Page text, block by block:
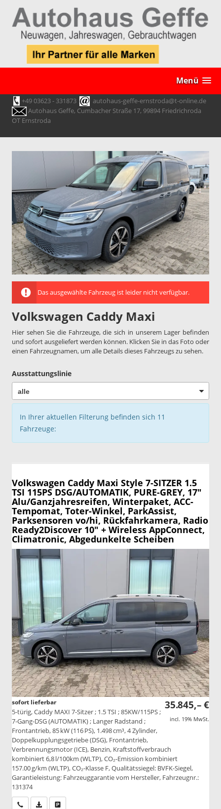
Menü
+49 03623 - 331873
autohaus-geffe-ernstroda@t-online.de
Autohaus Geffe, Cumbacher Straße 17, 99894 Friedrichroda
OT Ernstroda
Das ausgewählte Fahrzeug ist leider nicht verfügbar.
Volkswagen Caddy Maxi
Hier sehen Sie die Fahrzeuge, die sich in unserem Lager befinden
und sofort ausgeliefert werden können. Klicken Sie in das Foto oder
einen Fahrzeugnamen, um alle Details dieses Fahrzeugs zu sehen.
Ausstattungslinie
In Ihrer aktuellen Filterung befinden sich 11
Fahrzeuge:
Volkswagen Caddy Maxi Style 7-SITZER 1.5
TSI 115PS DSG/AUTOMATIK, PURE-GREY, 17"
Alu/Ganzjahresreifen, Winterpaket, ACC-
Tempomat, Toter-Winkel, ParkAssist,
Parksensoren vo/hi, Rückfahrkamera, Radio
Ready2Discover 10" + Wireless AppConnect,
Climatronic, Abgedunkelte Scheiben
35.845,– €
incl. 19% MwSt.
sofort lieferbar
5-türig, Caddy MAXI 7-Sitzer ; 1.5 TSI ; 85KW/115PS ;
7-Gang-DSG (AUTOMATIK) ; Langer Radstand ;
Frontantrieb, 85 kW (116 PS), 1.498 cm³, 4 Zylinder,
Doppelkupplungsgetriebe (DSG), Frontantrieb,
Verbrennungsmotor (ICE), Benzin, Kraftstoffverbrauch
kombiniert 6,8 l/100km (WLTP), CO₂-Emission kombiniert
157.00 g/km (WLTP), CO₂-Klasse F, Qualitätssiegel: BVFK-Siegel,
Garantieleistung: Fahrzeuggarantie vom Hersteller, Fahrzeugnr.:
131374
Wir rufen Sie anPDF-Datei, Fahrzeugexposé drucken